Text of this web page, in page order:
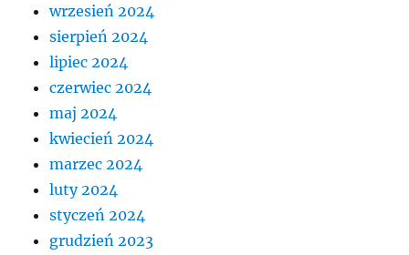
wrzesień 2024
sierpień 2024
lipiec 2024
czerwiec 2024
maj 2024
kwiecień 2024
marzec 2024
luty 2024
styczeń 2024
grudzień 2023